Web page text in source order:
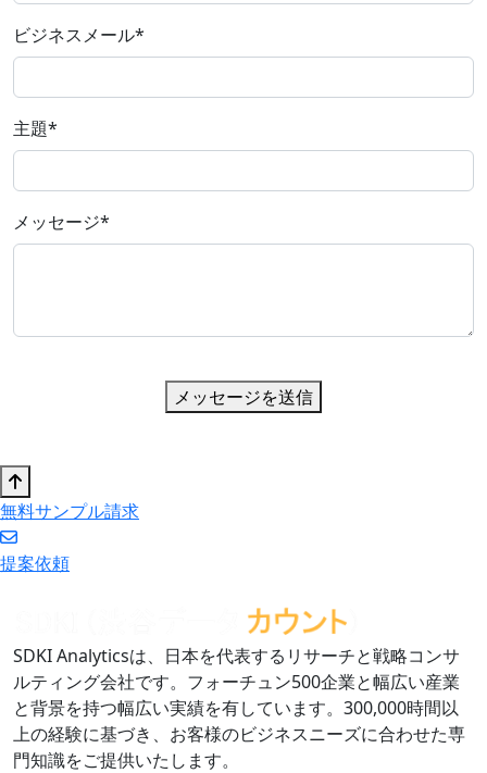
ビジネスメール*
主題*
メッセージ*
メッセージを送信
無料サンプル請求
提案依頼
SDKI Analyticsは、日本を代表するリサーチと戦略コンサ
ルティング会社です。フォーチュン500企業と幅広い産業
と背景を持つ幅広い実績を有しています。300,000時間以
上の経験に基づき、お客様のビジネスニーズに合わせた専
門知識をご提供いたします。